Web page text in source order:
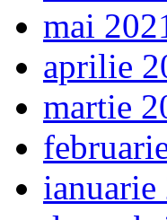
mai
aprilie
martie
ianuarie